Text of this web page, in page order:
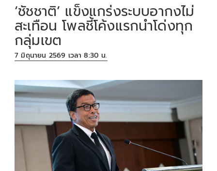
‘ชัชชาติ’ แข็งแกร่งระบบอากงไม่
สะเทือน โพลชี้โค้งแรกนำโด่งทุก
กลุ่มเขต
7 มิถุนายน 2569 เวลา 8:30 น.